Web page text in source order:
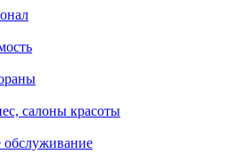
салоны красоты
обслуживание